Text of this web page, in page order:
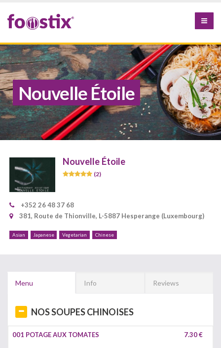
Nouvelle Étoile
Nouvelle Étoile
(2)
+352 26 48 37 68
381, Route de Thionville, L-5887 Hesperange (Luxembourg)
Asian Japanese Vegetarian Chinese
Menu Info Reviews
NOS SOUPES CHINOISES
001 POTAGE AUX TOMATES 7.30 €